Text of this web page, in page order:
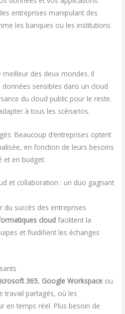
entreprises manipulant des
les banques ou les institutions
meilleur des deux mondes. Il
sensibles dans un cloud
du cloud public pour le reste.
à tous les scénarios.
Beaucoup d’entreprises optent
en fonction de leurs besoins
et en budget.
et collaboration : un duo gagnant
succès des entreprises
cloud facilitent la
et fluidifient les échanges
365, Google Workspace ou
travail partagés, où les
en temps réel. Plus besoin de